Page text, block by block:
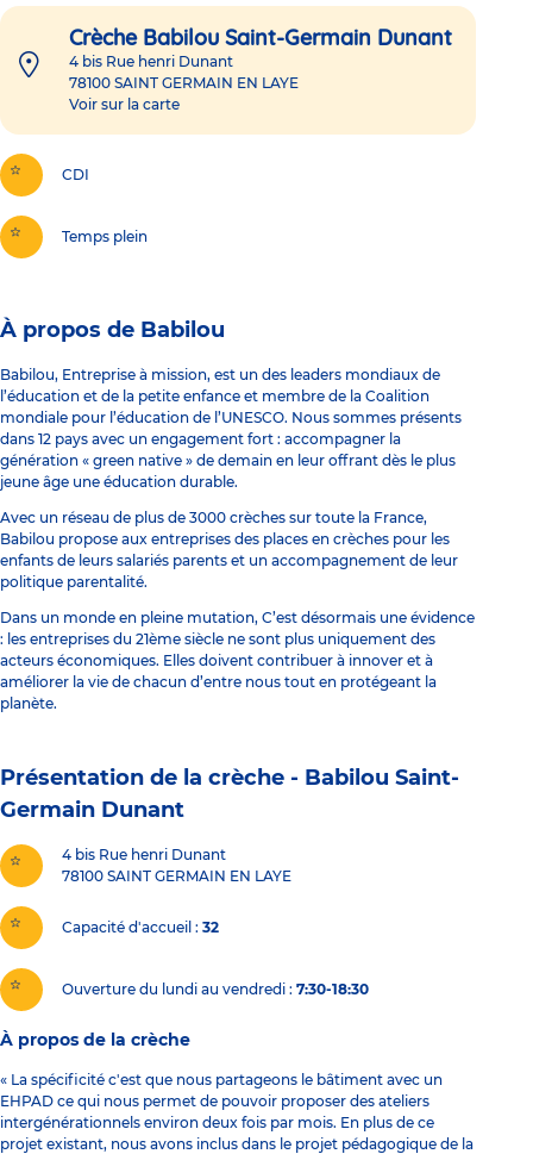
Crèche Babilou Saint-Germain Dunant
4 bis Rue henri Dunant
78100 SAINT GERMAIN EN LAYE
Voir sur la carte
CDI
Temps plein
À propos de Babilou
Babilou, Entreprise à mission, est un des leaders mondiaux de
l’éducation et de la petite enfance et membre de la Coalition
mondiale pour l’éducation de l’UNESCO. Nous sommes présents
dans 12 pays avec un engagement fort : accompagner la
génération « green native » de demain en leur offrant dès le plus
jeune âge une éducation durable.
Avec un réseau de plus de 3000 crèches sur toute la France,
Babilou propose aux entreprises des places en crèches pour les
enfants de leurs salariés parents et un accompagnement de leur
politique parentalité.
Dans un monde en pleine mutation, C’est désormais une évidence
: les entreprises du 21ème siècle ne sont plus uniquement des
acteurs économiques. Elles doivent contribuer à innover et à
améliorer la vie de chacun d’entre nous tout en protégeant la
planète.
Présentation de la crèche - Babilou Saint-
Germain Dunant
4 bis Rue henri Dunant
78100 SAINT GERMAIN EN LAYE
Capacité d'accueil 32
Ouverture du lundi au vendredi : 7:30-18:30
À propos de la crèche
« La spécificité c'est que nous partageons le bâtiment avec un
EHPAD ce qui nous permet de pouvoir proposer des ateliers
intergénérationnels environ deux fois par mois. En plus de ce
projet existant, nous avons inclus dans le projet pédagogique de la